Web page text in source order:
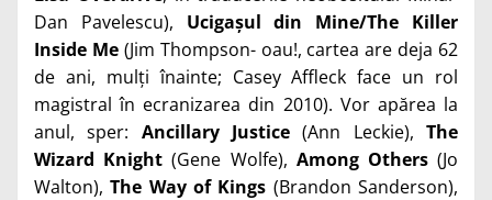
Dan Pavelescu), Ucigașul din Mine/The Killer
Inside Me(Jim Thompson- oau!, cartea are deja 62
de ani, mulți înainte; Casey Affleck face un rol
magistral în ecranizarea din 2010). Vor apărea la
anul, sper: Ancillary Justice (Ann Leckie),The
Wizard Knight (Gene Wolfe), Among Others(Jo
Walton),The Way of Kings (Brandon Sanderson),